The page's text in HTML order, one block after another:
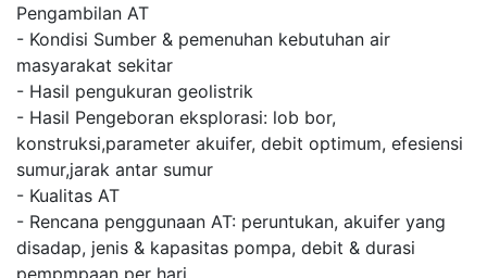
Pengambilan AT
- Kondisi Sumber & pemenuhan kebutuhan air
masyarakat sekitar
- Hasil pengukuran geolistrik
- Hasil Pengeboran eksplorasi: lob bor,
konstruksi,parameter akuifer, debit optimum, efesiensi
sumur,jarak antar sumur
- Kualitas AT
- Rencana penggunaan AT: peruntukan, akuifer yang
disadap, jenis & kapasitas pompa, debit & durasi